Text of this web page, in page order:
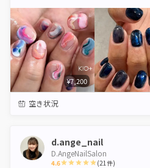
¥7,200
空き状況
d.ange_nail
D.AngeNailSalon
4.6 (21件)